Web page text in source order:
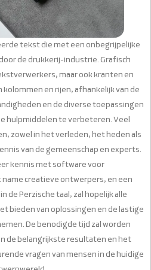
tekst die met een onbegrijpelijke
de drukkerij-industrie. Grafisch
maar ook kranten en
en rijen, afhankelijk van de
en de diverse toepassingen
hulpmiddelen te verbeteren. Veel
zowel in het verleden, het heden als
van de gemeenschap en experts.
kennis met software voor
creatieve ontwerpers, en een
de Perzische taal, zal hopelijk alle
bieden van oplossingen en de lastige
De benodigde tijd zal worden
de belangrijkste resultaten en het
vragen van mensen in de huidige